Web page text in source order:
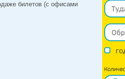
билетов (с офисами